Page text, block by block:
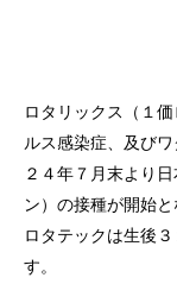
ロタリックス（１
ルス感染症、及び
２４年７月末より
ン）の接種が開始と
ロタテックは生後
す。